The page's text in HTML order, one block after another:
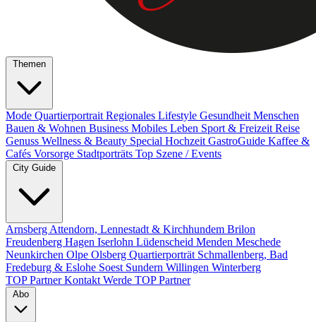
Themen
Mode Quartierportrait Regionales Lifestyle Gesundheit Menschen
Bauen & Wohnen Business Mobiles Leben Sport & Freizeit Reise
Genuss Wellness & Beauty Special Hochzeit GastroGuide Kaffee &
Cafés Vorsorge Stadtporträts Top Szene / Events
City Guide
Arnsberg Attendorn, Lennestadt & Kirchhundem Brilon
Freudenberg Hagen Iserlohn Lüdenscheid Menden Meschede
Neunkirchen Olpe Olsberg Quartierporträt Schmallenberg, Bad
Fredeburg & Eslohe Soest Sundern Willingen Winterberg
TOP PartnerKontakt Werde TOP Partner
Abo